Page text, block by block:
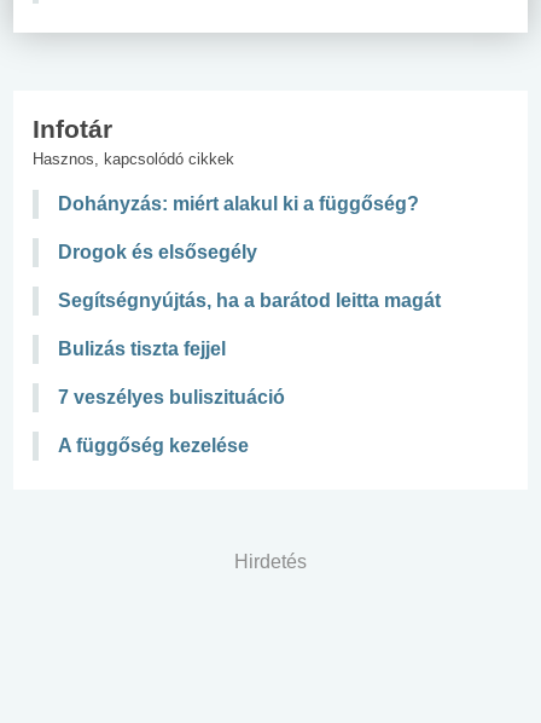
Infotár
Hasznos, kapcsolódó cikkek
Dohányzás: miért alakul ki a függőség?
Drogok és elsősegély
Segítségnyújtás, ha a barátod leitta magát
Bulizás tiszta fejjel
7 veszélyes buliszituáció
A függőség kezelése
Hirdetés